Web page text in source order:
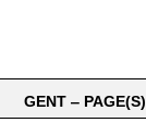
style de l'édifice
GENT ‒